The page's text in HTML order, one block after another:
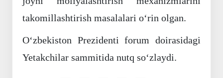
takomillashtirish masalalari oʻrin olgan.
Oʻzbekiston Prezidenti forum doirasidagi
Yetakchilar sammitida nutq soʻzlaydi.